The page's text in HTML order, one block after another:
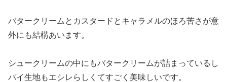
バタークリームとカスタードとキャラメルのほろ苦さが意
外にも結構あいます。
シュークリームの中にもバタークリームが詰まっているし
パイ生地もエシレらしくてすごく美味しいです。